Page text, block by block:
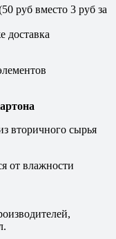
руб вместо 3 руб за
доставка
вторичного сырья
от влажности